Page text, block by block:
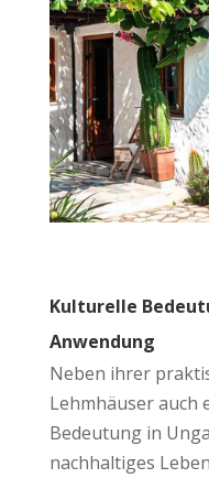
Kulturelle
Anwendung
Neben ihrer
Lehmhäuser auch
Bedeutung in
nachhaltiges